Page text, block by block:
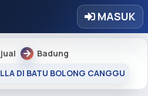
MASUK
Badung
DI BATU BOLONG CANGGU